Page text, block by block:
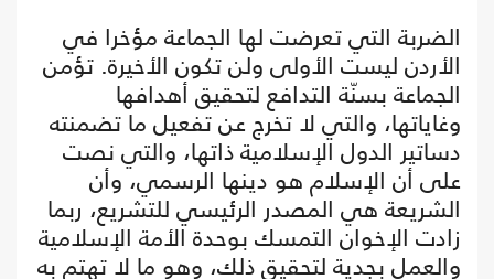
الضربة التي تعرضت لها الجماعة مؤخرا في
الأردن ليست الأولى ولن تكون الأخيرة. تؤمن
الجماعة بسنّة التدافع لتحقيق أهدافها
وغاياتها، والتي لا تخرج عن تفعيل ما تضمنته
دساتير الدول الإسلامية ذاتها، والتي نصت
على أن الإسلام هو دينها الرسمي، وأن
الشريعة هي المصدر الرئيسي للتشريع، ربما
زادت الإخوان التمسك بوحدة الأمة الإسلامية
والعمل بجدية لتحقيق ذلك، وهو ما لا تهتم به